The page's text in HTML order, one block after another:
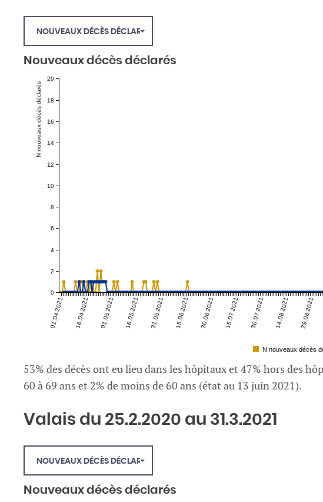
NOUVEAUX DÉCÈS DÉCLARÉS
Nouveaux décès déclarés
01.04.2021 16.04.2021 01.05.2021 16.05.2021 31.05.2021 15.06.2021 30.06.2021 15.07.2021 30.07.2021 14.08.2021 29.08.2021
N nouveaux décès déclarés
0
2
4
6
8
10
12
14
16
18
20
N nouveaux décès
53% des décès ont eu lieu dans les hôpitaux et 47% hors des
60 à 69 ans et 2% de moins de 60 ans (état au 13 juin 2021).
Valais du 25.2.2020 au 31.3.2021
NOUVEAUX DÉCÈS DÉCLARÉS
Nouveaux décès déclarés